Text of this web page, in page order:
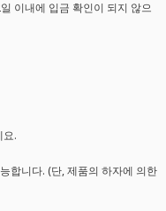
이내에 입금 확인이 되지 않으
.
합니다. (단, 제품의 하자에 의한